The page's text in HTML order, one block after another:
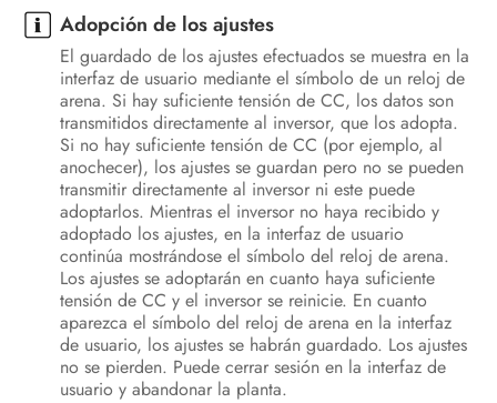
Adopción de los ajustes
El guardado de los ajustes efectuados se muestra en la
interfaz de usuario mediante el símbolo de un reloj de
arena. Si hay suficiente tensión de CC, los datos son
transmitidos directamente al inversor, que los adopta.
Si no hay suficiente tensión de CC (por ejemplo, al
anochecer), los ajustes se guardan pero no se pueden
transmitir directamente al inversor ni este puede
adoptarlos. Mientras el inversor no haya recibido y
adoptado los ajustes, en la interfaz de usuario
continúa mostrándose el símbolo del reloj de arena.
Los ajustes se adoptarán en cuanto haya suficiente
tensión de CC y el inversor se reinicie. En cuanto
aparezca el símbolo del reloj de arena en la interfaz
de usuario, los ajustes se habrán guardado. Los ajustes
no se pierden. Puede cerrar sesión en la interfaz de
usuario y abandonar la planta.